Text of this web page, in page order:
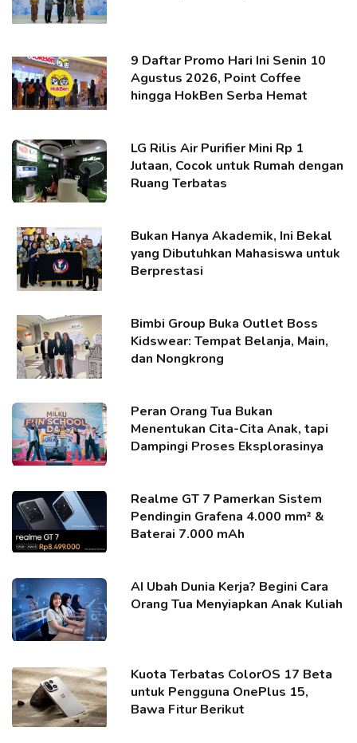
9 Daftar Promo Hari Ini Senin 10
Agustus 2026, Point Coffee
hingga HokBen Serba Hemat
LG Rilis Air Purifier Mini Rp 1
Jutaan, Cocok untuk Rumah dengan
Ruang Terbatas
Bukan Hanya Akademik, Ini Bekal
yang Dibutuhkan Mahasiswa untuk
Berprestasi
Bimbi Group Buka Outlet Boss
Kidswear: Tempat Belanja, Main,
dan Nongkrong
Peran Orang Tua Bukan
Menentukan Cita-Cita Anak, tapi
Dampingi Proses Eksplorasinya
Realme GT 7 Pamerkan Sistem
Pendingin Grafena 4.000 mm² &
Baterai 7.000 mAh
AI Ubah Dunia Kerja? Begini Cara
Orang Tua Menyiapkan Anak Kuliah
Kuota Terbatas ColorOS 17 Beta
untuk Pengguna OnePlus 15,
Bawa Fitur Berikut